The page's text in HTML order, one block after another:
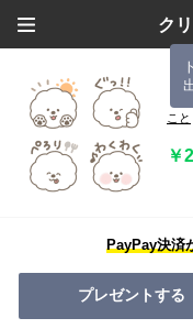
ク
こと
￥
PayPay決済
プレゼントする